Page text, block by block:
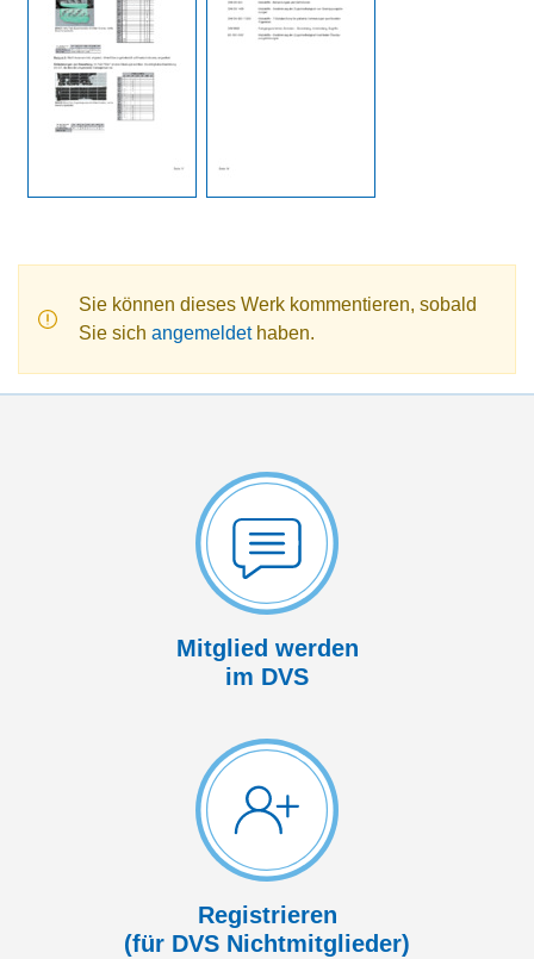
Sie können dieses Werk kommentieren, sobald
Sie sich angemeldethaben.
Mitglied werden
im DVS
Registrieren
(für DVS Nicht­mitglieder)